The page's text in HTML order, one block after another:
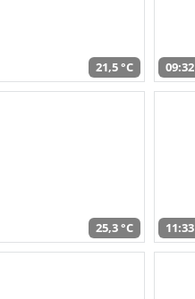
21,5 °C 09:32
25,3 °C 11:33